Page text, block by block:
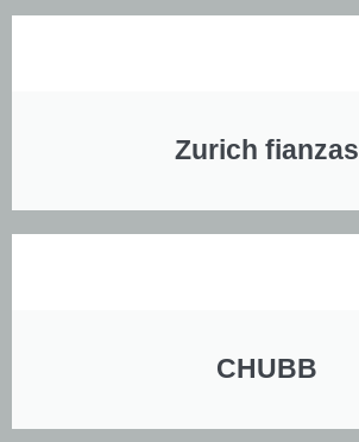
Zurich fianzas
CHUBB